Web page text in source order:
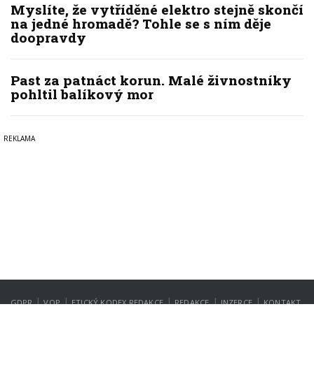
Myslíte, že vytříděné elektro stejně skončí
na jedné hromadě? Tohle se s ním děje
doopravdy
Past za patnáct korun. Malé živnostníky
pohltil balíkový mor
GDPR | VOP | ETICKÝ KODEX REDAKCE | REDAKCE | INZERCE | KONTAKT